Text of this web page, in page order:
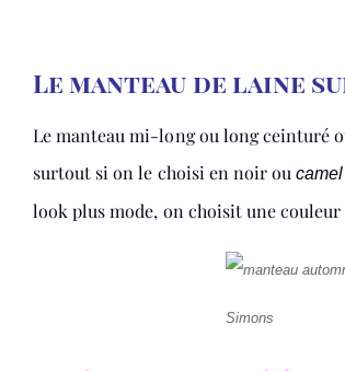
Le manteau de laine
Le manteau mi-long ou long ceinturé
surtout si on le choisi en noir ou
look plus mode, on choisit une
Simons